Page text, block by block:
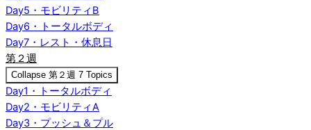
Day5・モビリティB
Day6・トータルボディ
Day7・レスト・休息日
第２週
Collapse 第２週 7 Topics
Day1・トータルボディ
Day2・モビリティA
Day3・プッシュ＆プル